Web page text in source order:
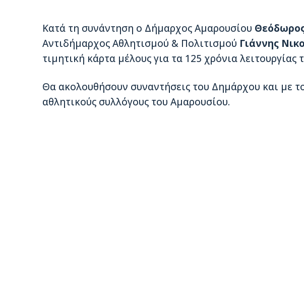
Κατά τη συνάντηση ο Δήμαρχος Αμαρουσίου
Αντιδήμαρχος Αθλητισμού & Πολιτισμού Γιάννης
τιμητική κάρτα μέλους για τα 125 χρόνια λειτουργίας
Θα ακολουθήσουν συναντήσεις του Δημάρχου και με
αθλητικούς συλλόγους του Αμαρουσίου.​